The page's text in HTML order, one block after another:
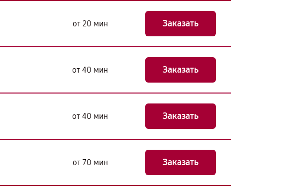
от 20 мин Заказать
от 40 мин Заказать
от 40 мин Заказать
от 70 мин Заказать